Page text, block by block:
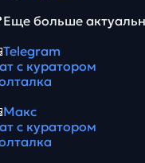
больше
Telegram
с куратором
Макс
с куратором